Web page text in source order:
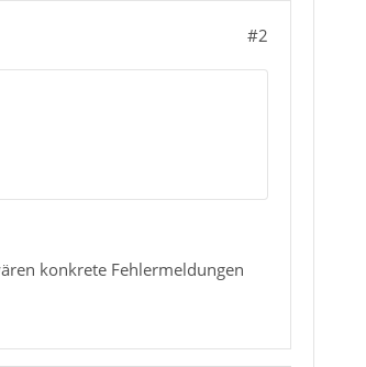
#2
konkrete Fehlermeldungen